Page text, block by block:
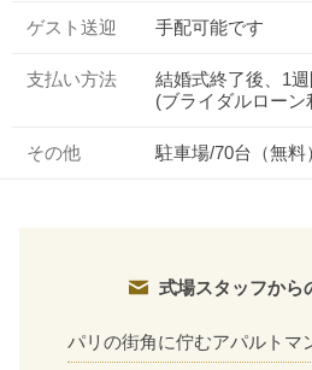
ゲスト送迎 手配可能です
支払い方法
結婚式終了後、1
(ブライダルローン
その他 駐車場/70台（無料
式場スタッフから
パリの街角に佇むアパルトマ